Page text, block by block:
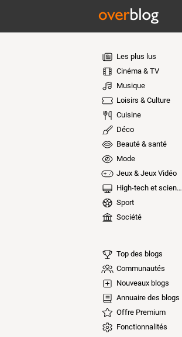
Les plus lus
Cinéma & TV
Musique
Loisirs & Culture
Cuisine
Déco
Beauté & santé
Mode
Jeux & Jeux Vidéo
High-tech et sciences
Sport
Société
Top des blogs
Communautés
Nouveaux blogs
Annuaire des blogs
Offre Premium
Fonctionnalités